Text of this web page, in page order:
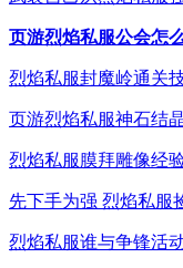
页游烈焰私服公会怎
烈焰私服封魔岭通关
页游烈焰私服神石结
烈焰私服膜拜雕像经
先下手为强 烈焰私服
烈焰私服谁与争锋活